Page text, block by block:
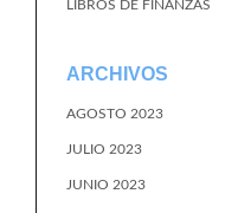
LIBROS DE FINANZAS
ARCHIVOS
AGOSTO 2023
JULIO 2023
JUNIO 2023